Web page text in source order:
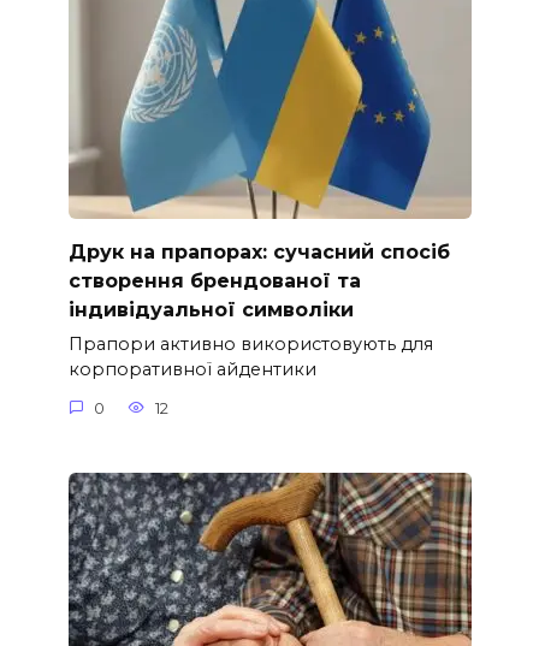
Друк на прапорах: сучасний спосіб
створення брендованої та
індивідуальної символіки
Прапори активно використовують для
корпоративної айдентики
0 12